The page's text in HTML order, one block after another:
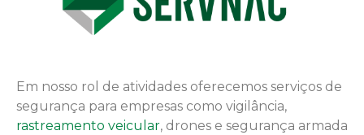
Em nosso rol de atividades oferecemos serviços de
segurança para empresas como vigilância,
rastreamento veicular, drones e segurança armada